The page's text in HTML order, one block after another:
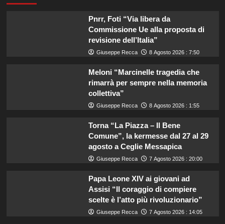
Pnrr, Foti “Via libera da
Commissione Ue alla proposta di
revisione dell’Italia”
Giuseppe Recca 8 Agosto 2026 : 7:50
Meloni “Marcinelle tragedia che
rimarrà per sempre nella memoria
collettiva”
Giuseppe Recca 8 Agosto 2026 : 1:55
Torna “La Piazza – Il Bene
Comune”, la kermesse dal 27 al 29
agosto a Ceglie Messapica
Giuseppe Recca 7 Agosto 2026 : 20:00
Papa Leone XIV ai giovani ad
Assisi “Il coraggio di compiere
scelte è l’atto più rivoluzionario”
Giuseppe Recca 7 Agosto 2026 : 14:05